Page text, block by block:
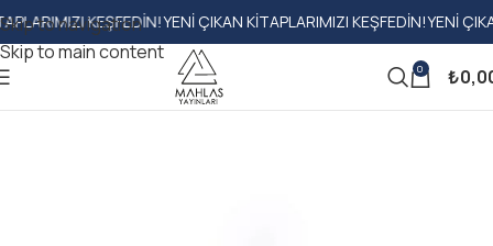
Skip to navigation
Skip to main content
KEŞFEDIN!YENI ÇIKAN KITAPLARIMIZI KEŞFEDIN!YENI ÇIKAN
0 ₺